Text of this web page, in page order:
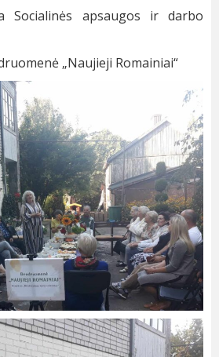
Socialinės apsaugos ir darbo
„Naujieji Romainiai“